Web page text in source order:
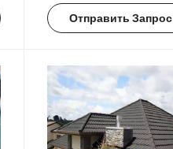
Отправить Запрос